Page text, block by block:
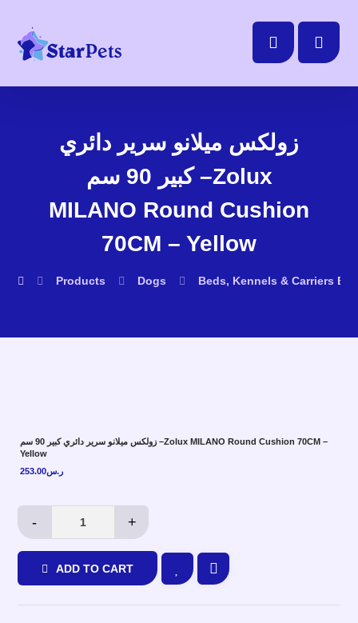
زولكس ميلانو سرير دائري
كبير 90 سم –Zolux
MILANO Round Cushion
70CM – Yellow
Products Dogs Beds, Kennels & Carriers
زولكس ميلانو سرير دائري كبير 90 سم –Zolux MILANO Round Cushion 70CM –
Yellow
ر.س253.00
- +
ADD TO CART